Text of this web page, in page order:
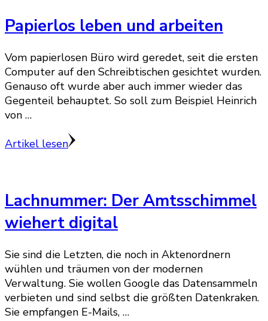
Papierlos leben und arbeiten
Vom papierlosen Büro wird geredet, seit die ersten
Computer auf den Schreibtischen gesichtet wurden.
Genauso oft wurde aber auch immer wieder das
Gegenteil behauptet. So soll zum Beispiel Heinrich
von …
Artikel lesen
Lachnummer: Der Amtsschimmel
wiehert digital
Sie sind die Letzten, die noch in Aktenordnern
wühlen und träumen von der modernen
Verwaltung. Sie wollen Google das Datensammeln
verbieten und sind selbst die größten Datenkraken.
Sie empfangen E-Mails, …